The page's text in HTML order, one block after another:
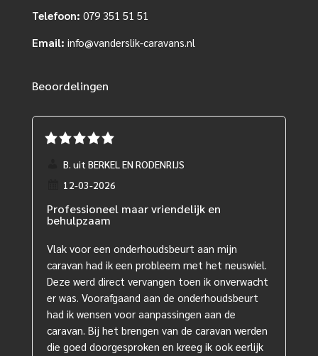
Telefoon: 079 351 51 51
Email: info@vanderslik-caravans.nl
Beoordelingen
B. uit BERKEL EN RODENRIJS
12-03-2026
Professioneel maar vriendelijk en
behulpzaam
Vlak voor een onderhoudsbeurt aan mijn
caravan had ik een probleem met het neuswiel.
Deze werd direct vervangen toen ik onverwacht
er was. Voorafgaand aan de onderhoudsbeurt
had ik wensen voor aanpassingen aan de
caravan. Bij het brengen van de caravan werden
die goed doorgesproken en kreeg ik ook eerlijk